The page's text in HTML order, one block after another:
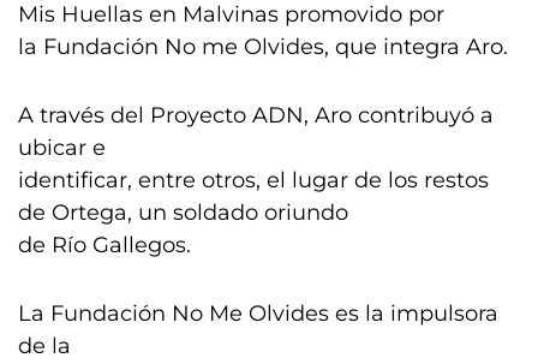
Mis Huellas en Malvinas promovido por
la Fundación No me Olvides, que integra Aro.
A través del Proyecto ADN, Aro contribuyó a
ubicar e
identificar, entre otros, el lugar de los restos
de Ortega, un soldado oriundo
de Río Gallegos.
La Fundación No Me Olvides es la impulsora
de la